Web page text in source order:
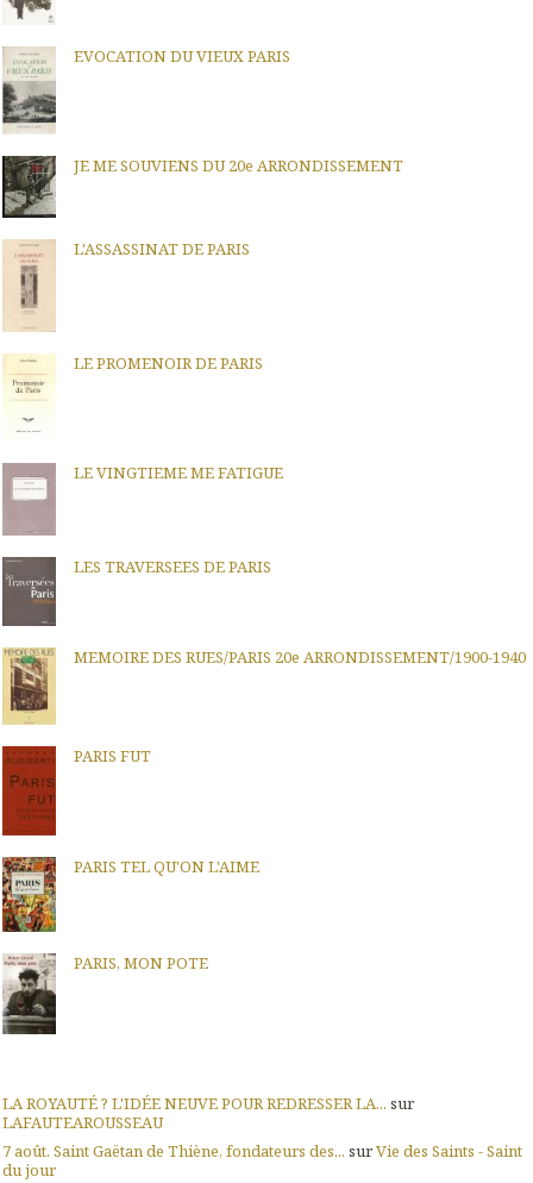
EVOCATION DU VIEUX PARIS
JE ME SOUVIENS DU 20e ARRONDISSEMENT
L'ASSASSINAT DE PARIS
LE PROMENOIR DE PARIS
LE VINGTIEME ME FATIGUE
LES TRAVERSEES DE PARIS
MEMOIRE DES RUES/PARIS 20e ARRONDISSEMENT/1900-1940
PARIS FUT
PARIS TEL QU'ON L'AIME
PARIS, MON POTE
LA ROYAUTÉ ? L'IDÉE NEUVE POUR REDRESSER LA... sur
LAFAUTEAROUSSEAU
7 août. Saint Gaëtan de Thiène, fondateurs des... surVie des Saints - Saint
du jour